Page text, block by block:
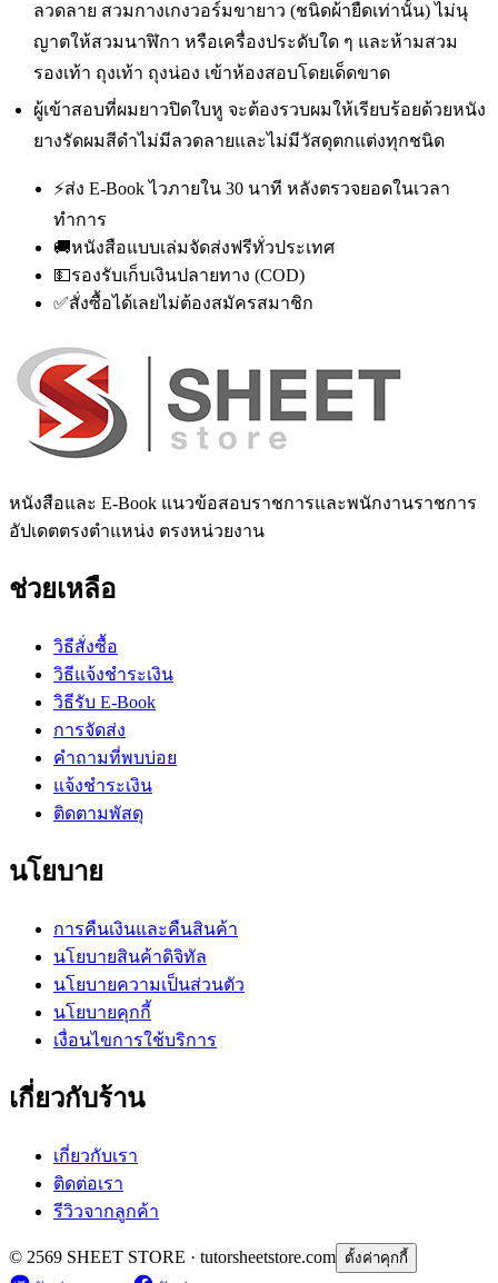
ลวดลาย สวมกางเกงวอร์มขายาว (ชนิดผ้ายืดเท่านั้น) ไม่นุ
ญาตให้สวมนาฬิกา หรือเครื่องประดับใด ๆ และห้ามสวม
รองเท้า ถุงเท้า ถุงน่อง เข้าห้องสอบโดยเด็ดขาด
ผู้เข้าสอบที่ผมยาวปิดใบหู จะต้องรวบผมให้เรียบร้อยด้วยหนัง
ยางรัดผมสีดำไม่มีลวดลายและไม่มีวัสดุตกแต่งทุกชนิด
⚡ส่ง E-Book ไวภายใน 30 นาที หลังตรวจยอดในเวลา
ทำการ
🚚หนังสือแบบเล่มจัดส่งฟรีทั่วประเทศ
💵รองรับเก็บเงินปลายทาง (COD)
✅สั่งซื้อได้เลยไม่ต้องสมัครสมาชิก
หนังสือและ E-Book แนวข้อสอบราชการและพนักงานราชการ
อัปเดตตรงตำแหน่ง ตรงหน่วยงาน
ช่วยเหลือ
วิธีสั่งซื้อ
วิธีแจ้งชำระเงิน
วิธีรับ E-Book
การจัดส่ง
คำถามที่พบบ่อย
แจ้งชำระเงิน
ติดตามพัสดุ
นโยบาย
การคืนเงินและคืนสินค้า
นโยบายสินค้าดิจิทัล
นโยบายความเป็นส่วนตัว
นโยบายคุกกี้
เงื่อนไขการใช้บริการ
เกี่ยวกับร้าน
เกี่ยวกับเรา
ติดต่อเรา
รีวิวจากลูกค้า
© 2569 SHEET STORE · tutorsheetstore.com ตั้งค่าคุกกี้